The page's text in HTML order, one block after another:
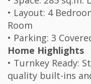
• Layout: 4
Room
• Parking: 3
Home Highlights
• Turnkey Ready:
quality built-ins